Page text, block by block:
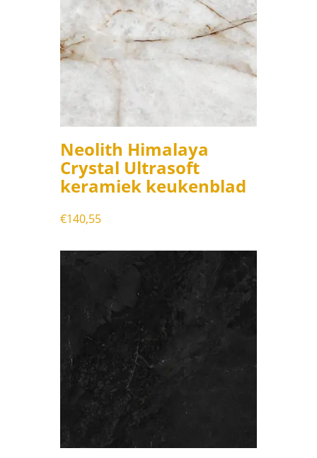
Neolith Himalaya
Crystal Ultrasoft
keramiek keukenblad
€140,55